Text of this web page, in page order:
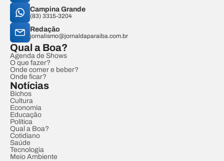
Campina Grande
(83) 3315-3204
Redação
jornalismo@jornaldaparaiba.com.br
Qual a Boa?
Agenda de Shows
O que fazer?
Onde comer e beber?
Onde ficar?
Notícias
Bichos
Cultura
Economia
Educação
Política
Qual a Boa?
Cotidiano
Saúde
Tecnologia
Meio Ambiente